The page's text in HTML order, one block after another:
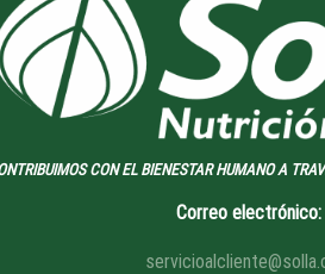
CON EL BIENESTAR HUMANO A
Correo electrónico: